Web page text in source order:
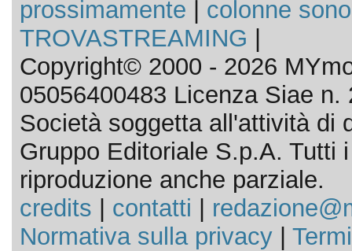
prossimamente
colonne
TROVASTREAMING
Copyright© 2000 - 2026
05056400483 Licenza Siae n.
Società soggetta all'attività di
Gruppo Editoriale S.p.A. Tutti
riproduzione anche parziale.
credits
contatti
Normativa sulla privacy|